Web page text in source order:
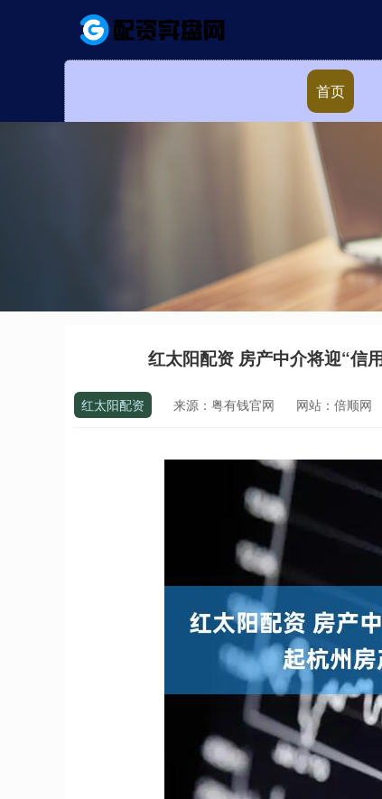
首页
红太阳配资 房产中介将迎“信
红太阳配资 来源：粤有钱官网 网站：倍顺网